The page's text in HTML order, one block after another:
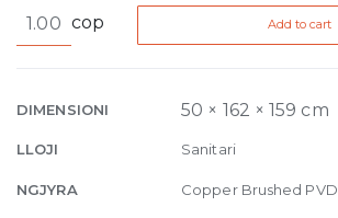
316
Trame,
pop-
up
cop Add to cart
DIMENSIONI 50 × 162 × 159 cm
LLOJI Sanitari
NGJYRA Copper Brushed PVD